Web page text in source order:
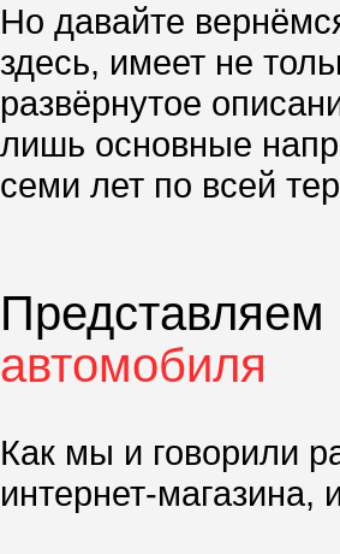
Но давайте
здесь, имеет не
развёрнутое
лишь основные
семи лет по всей
автомобиля
Как мы и говорили
интернет-